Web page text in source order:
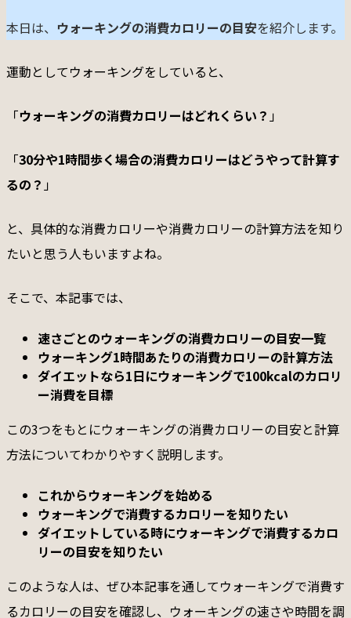
本日は、 ウォーキングの消費カロリーの目安を紹介します。
運動としてウォーキングをしていると、
「ウォーキングの消費カロリーはどれくらい？ 」
「30分や1時間歩く場合の消費カロリーはどうやって計算す
るの？ 」
と、具体的な消費カロリーや消費カロリーの計算方法を知り
たいと思う人もいますよね。
そこで、本記事では、
速さごとのウォーキングの消費カロリーの目安一覧
ウォーキング1時間あたりの消費カロリーの計算方法
ダイエットなら1日にウォーキングで100kcalのカロリ
ー消費を目標
この3つをもとにウォーキングの消費カロリーの目安と計算
方法についてわかりやすく説明します。
これからウォーキングを始める
ウォーキングで消費するカロリーを知りたい
ダイエットしている時にウォーキングで消費するカロ
リーの目安を知りたい
このような人は、ぜひ本記事を通してウォーキングで消費す
るカロリーの目安を確認し、ウォーキングの速さや時間を調